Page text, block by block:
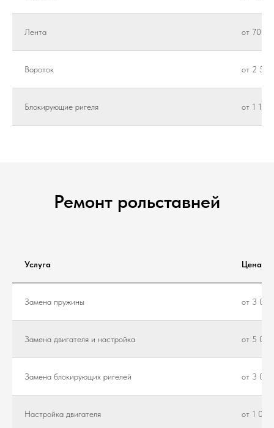
Лента от 700 ₽
Вороток от 2
Блокирующие ригеля от 1 100
Ремонт рольставней
Услуга Цена
Замена пружины от 3
Замена двигателя и настройка от 5
Замена блокирующих ригелей от 3
Настройка двигателя от 1